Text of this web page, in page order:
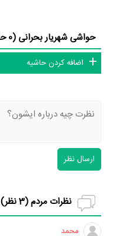
حواشی شهریار بحرانی (0 حاشیه)
اضافه کردن حاشیه
ارسال نظر
نظرات مردم (3نظر)
محمد